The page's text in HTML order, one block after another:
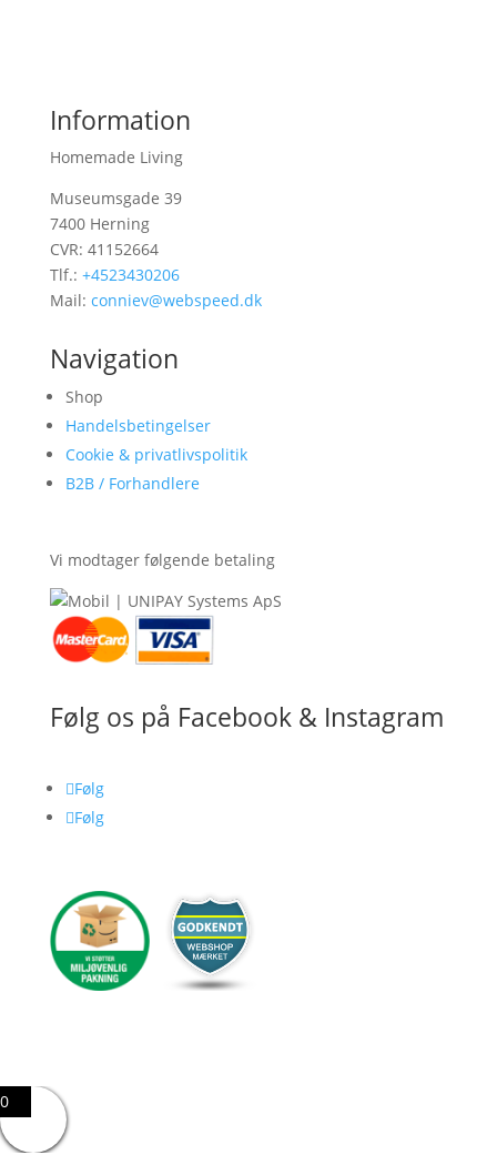
Information
Homemade Living
Museumsgade 39
7400 Herning
CVR: 41152664
Tlf.: +4523430206
Mail: conniev@webspeed.dk
Navigation
Shop
Handelsbetingelser
Cookie & privatlivspolitik
B2B / Forhandlere
Vi modtager følgende betaling
Følg os på Facebook & Instagram
Følg
Følg
0